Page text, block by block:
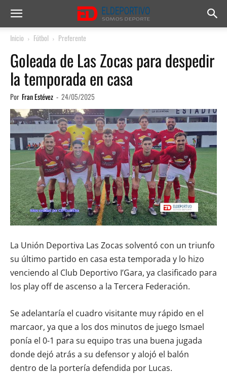
Inicio Fútbol Preferente
Goleada de Las Zocas para despedir
la temporada en casa
Por Fran Estévez - 24/05/2025
La Unión Deportiva Las Zocas solventó con un triunfo
su último partido en casa esta temporada y lo hizo
venciendo al Club Deportivo I’Gara, ya clasificado para
los play off de ascenso a la Tercera Federación.
Se adelantaría el cuadro visitante muy rápido en el
marcaor, ya que a los dos minutos de juego Ismael
ponía el 0-1 para su equipo tras una buena jugada
donde dejó atrás a su defensor y alojó el balón
dentro de la portería defendida por Lucas.